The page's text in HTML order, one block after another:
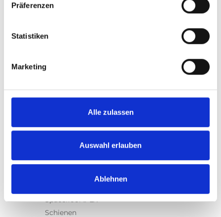
Präferenzen
Statistiken
Marketing
Alle zulassen
Auswahl erlauben
Ablehnen
Produkte
Turny Evo
Turny Low Vehicle
Rollstuhllifte
Spacefloor® LX
Schienen